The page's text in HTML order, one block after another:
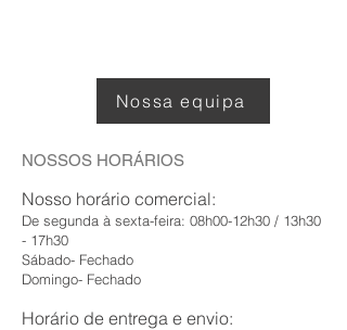
Nossa equipa
NOSSOS HORÁRIOS
Nosso horário comercial:
De segunda à sexta-feira: 08h00-12h30 / 13h30
- 17h30
Sábado- Fechado
Domingo- Fechado
Horário de entrega e envio: